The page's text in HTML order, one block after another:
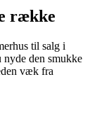
række
til salg i
den smukke
væk fra